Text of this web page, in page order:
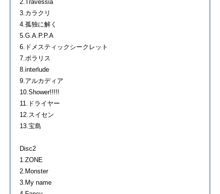
2.Travessia
3.カラクリ
4.孤独に解く
5.G.A.P.P.A
6.ドメスティックシークレット
7.ポラリス
8.interlude
9.アルカディア
10.Shower!!!!!
11.ドライヤー
12.スイセン
13.宝島
Disc2
1.ZONE
2.Monster
3.My name